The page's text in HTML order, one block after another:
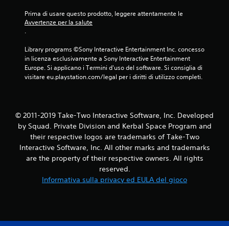
Prima di usare questo prodotto, leggere attentamente le
Avvertenze per la salute
.
Library programs ©Sony Interactive Entertainment Inc. concesso
in licenza esclusivamente a Sony Interactive Entertainment
Europe. Si applicano i Termini d'uso del software. Si consiglia di
visitare eu.playstation.com/legal per i diritti di utilizzo completi.
© 2011-2019 Take-Two Interactive Software, Inc. Developed
by Squad. Private Division and Kerbal Space Program and
their respective logos are trademarks of Take-Two
Interactive Software, Inc. All other marks and trademarks
are the property of their respective owners. All rights
reserved.
Informativa sulla privacy ed EULA del gioco